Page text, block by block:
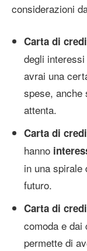
considerazioni
Carta di
degli
avrai una
spese, anche
attenta.
Carta di
hanno
in una spirale
futuro.
Carta di
comoda e dai
permette di